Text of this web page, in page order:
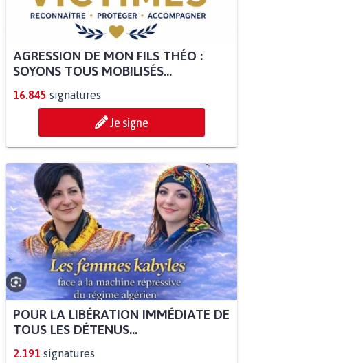
AGRESSION DE MON FILS THÉO :
SOYONS TOUS MOBILISÉS...
16.845 signatures
Je signe
POUR LA LIBÉRATION IMMÉDIATE DE
TOUS LES DÉTENUS...
2.191 signatures